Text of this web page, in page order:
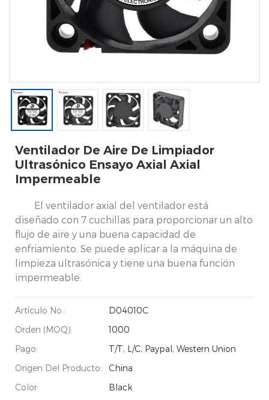
Ventilador De Aire De Limpiador
Ultrasónico Ensayo Axial Axial
Impermeable
El ventilador axial del ventilador está
diseñado con 7 cuchillas para proporcionar un alto
flujo de aire y una buena capacidad de
enfriamiento. Se puede aplicar a la máquina de
limpieza ultrasónica y tiene una buena función
impermeable.
Artículo No.:
D04010C
Orden (MOQ):
1000
Pago:
T/T, L/C, Paypal, Western Union
Origen Del Producto:
China
Color:
Black